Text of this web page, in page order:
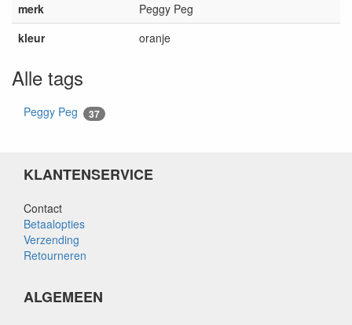
merk
Peggy Peg
kleur
oranje
Alle tags
Peggy Peg 37
KLANTENSERVICE
Contact
Betaalopties
Verzending
Retourneren
ALGEMEEN